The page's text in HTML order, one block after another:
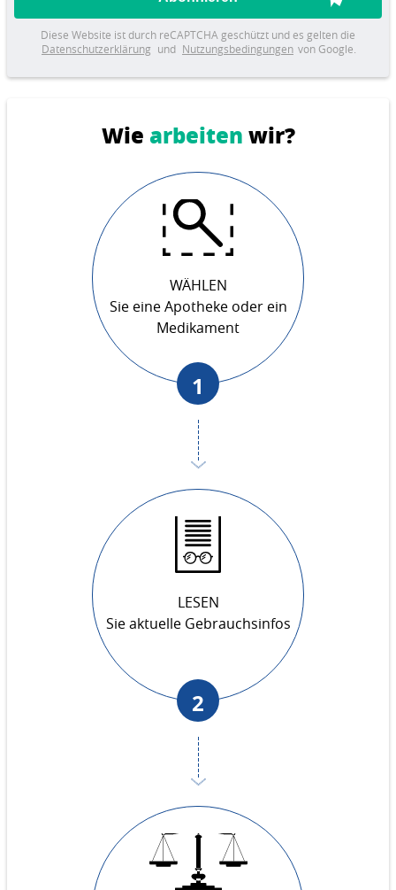
Diese Website ist durch reCAPTCHA geschützt und es gelten die
Datenschutzerklärung und Nutzungsbedingungen von Google.
Wie arbeiten wir?
WÄHLEN
Sie eine Apotheke oder ein
Medikament
1
LESEN
Sie aktuelle Gebrauchsinfos
2